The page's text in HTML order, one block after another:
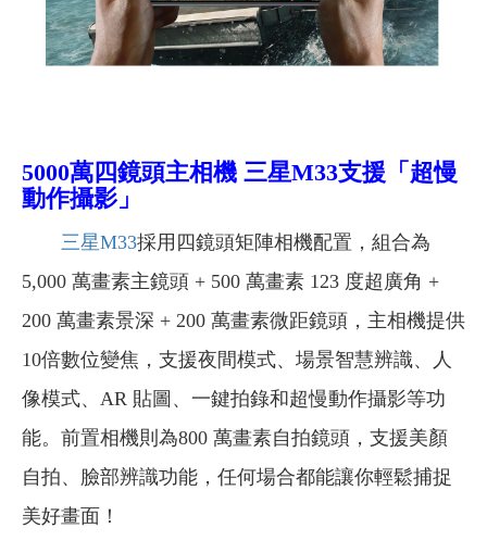
5000萬四鏡頭主相機 三星M33支援「 超慢
動作攝影」
三星M33採用四鏡頭矩陣相機配置，組合為
5,000 萬畫素主鏡頭 + 500 萬畫素 123 度超廣角 +
200 萬畫素景深 + 200 萬畫素微距鏡頭，主相機提供
10倍數位變焦，支援夜間模式、場景智慧辨識、人
像模式、AR 貼圖、一鍵拍錄和超慢動作攝影等功
能。前置相機則為800 萬畫素自拍鏡頭，支援美顏
自拍、臉部辨識功能，任何場合都能讓你輕鬆捕捉
美好畫面！